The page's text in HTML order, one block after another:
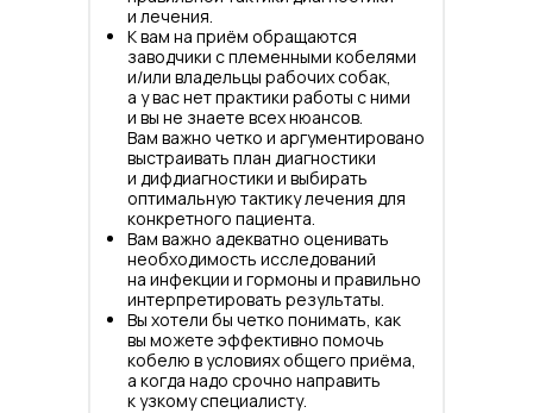
и лечения.
К вам на приём обращаются
заводчики с племенными кобелями
и/или владельцы рабочих собак,
а у вас нет практики работы с ними
и вы не знаете всех нюансов.
Вам важно четко и аргументировано
выстраивать план диагностики
и дифдиагностики и выбирать
оптимальную тактику лечения для
конкретного пациента.
Вам важно адекватно оценивать
необходимость исследований
на инфекции и гормоны и правильно
интерпретировать результаты.
Вы хотели бы четко понимать, как
вы можете эффективно помочь
кобелю в условиях общего приёма,
а когда надо срочно направить
к узкому специалисту.